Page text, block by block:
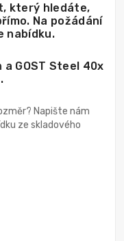
který hledáte,
Na požádání
nabídku.
a GOST Steel 40x
Napište nám
ze skladového